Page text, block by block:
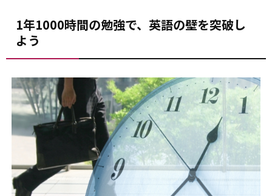
1年1000時間の勉強で、英語の壁を突破し
よう